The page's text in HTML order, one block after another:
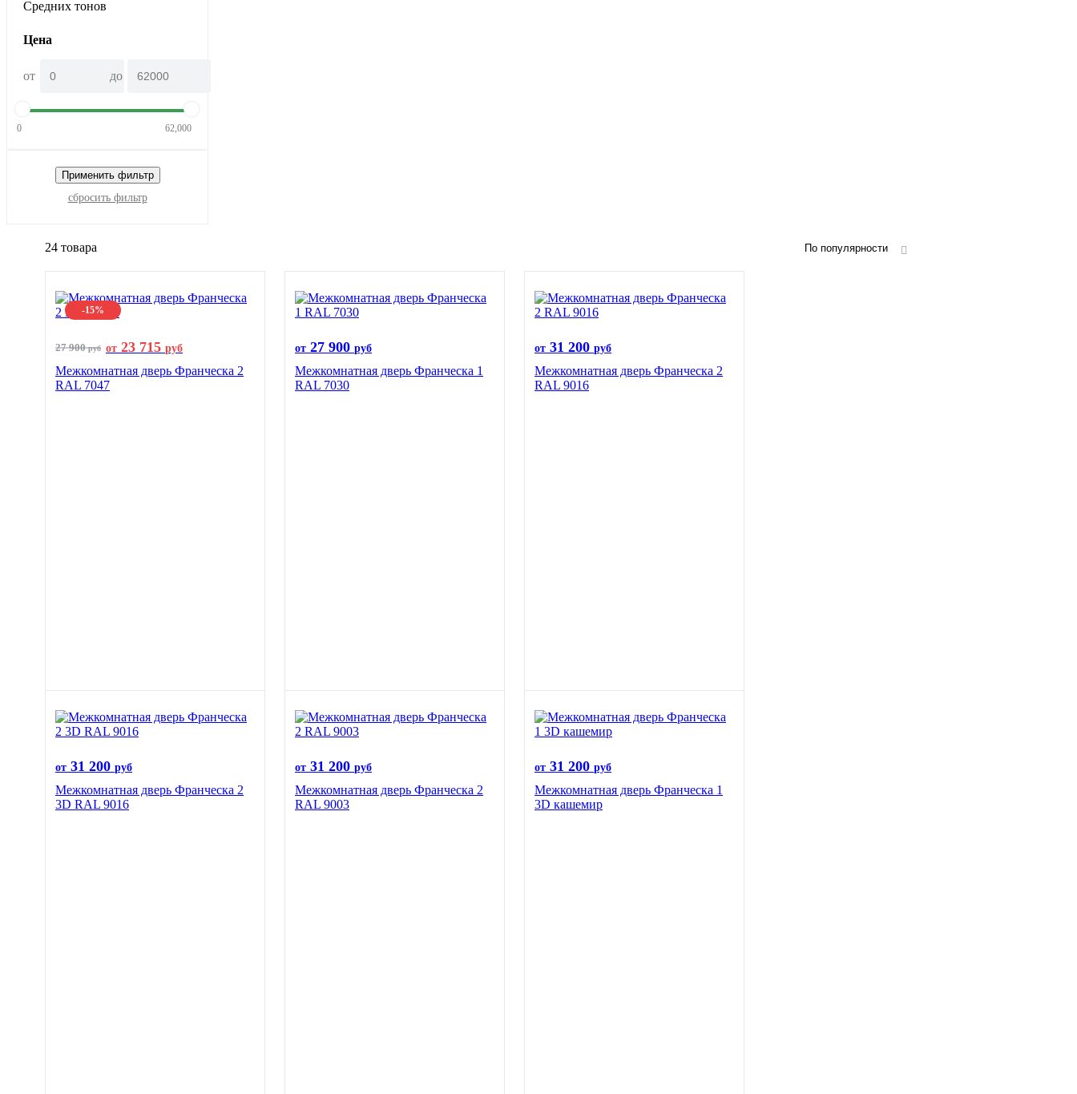
Средних тонов
Цена
от до
0 62,000
Применить фильтр
сбросить фильтр
24 товара По популярности
-15%
27 900руб от 23 715 руб
Межкомнатная дверь Франческа 2
RAL 7047
от 27 900 руб
Межкомнатная дверь Франческа 1
RAL 7030
от 31 200 руб
Межкомнатная дверь Франческа 2
RAL 9016
от 31 200 руб
Межкомнатная дверь Франческа 2
3D RAL 9016
от 31 200 руб
Межкомнатная дверь Франческа 2
RAL 9003
от 31 200 руб
Межкомнатная дверь Франческа 1
3D кашемир